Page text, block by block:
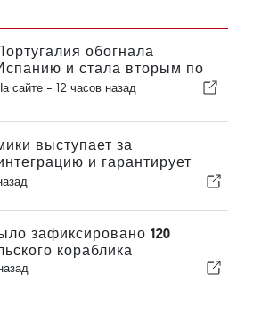
обогнала
и стала вторым по
производителем
сайте - 12 часов назад
выступает за
и гарантирует
процедуру
зафиксировано 120
кораблика